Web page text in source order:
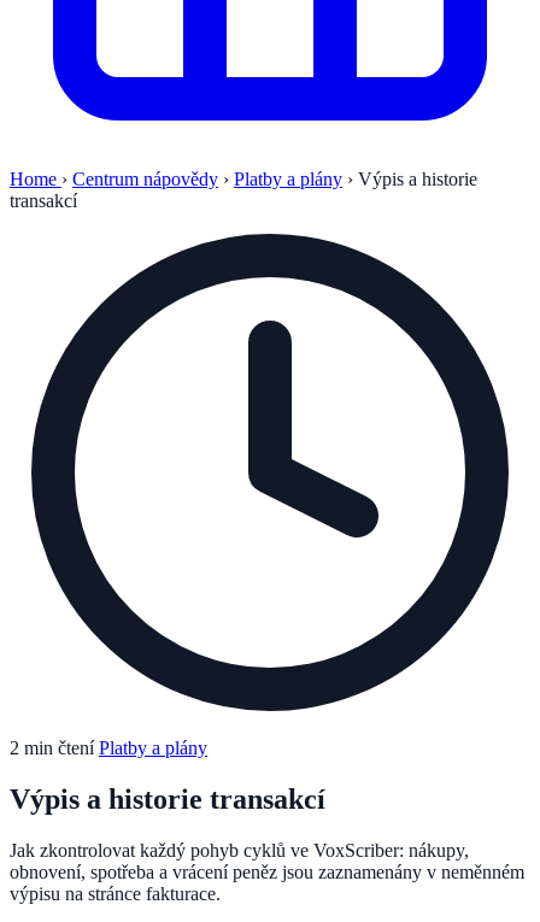
Home › Centrum nápovědy › Platby a plány › Výpis a historie
transakcí
2 min čteníPlatby a plány
Výpis a historie transakcí
Jak zkontrolovat každý pohyb cyklů ve VoxScriber: nákupy,
obnovení, spotřeba a vrácení peněz jsou zaznamenány v neměnném
výpisu na stránce fakturace.